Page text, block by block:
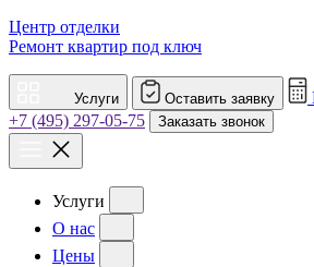
Центр отделки
Ремонт квартир под ключ
Услуги Оставить заявку
+7 (495) 297-05-75
Заказать звонок
Услуги
О нас
Цены